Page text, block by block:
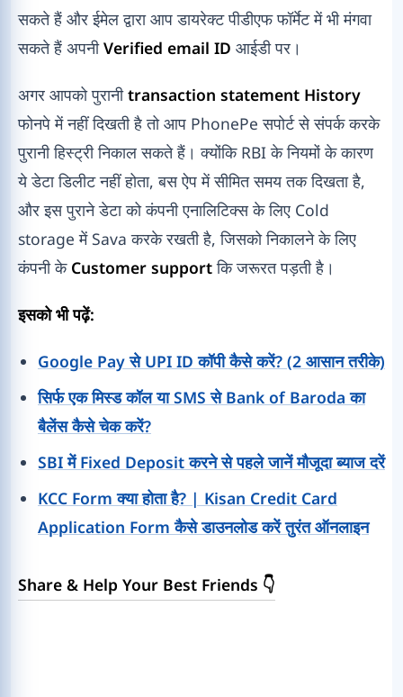
सकते हैं और ईमेल द्वारा आप डायरेक्ट पीडीएफ फॉर्मेट में भी मंगवा
सकते हैं अपनीVerified email ID आईडी पर।
अगर आपको पुरानीtransaction statement History
फोनपे में नहीं दिखती है तो आप PhonePe सपोर्ट से संपर्क करके
पुरानी हिस्ट्री निकाल सकते हैं। क्योंकि RBI के नियमों के कारण
ये डेटा डिलीट नहीं होता, बस ऐप में सीमित समय तक दिखता है,
और इस पुराने डेटा को कंपनी एनालिटिक्स के लिए Cold
storage में Sava करके रखती है, जिसको निकालने के लिए
कंपनी के Customer supportकि जरूरत पड़ती है।
इसको भी पढ़ें:
Google Pay से UPI ID कॉपी कैसे करें? (2 आसान तरीके)
सिर्फ एक मिस्ड कॉल या SMS से Bank of Baroda का
बैलेंस कैसे चेक करें?
SBI में Fixed Deposit करने से पहले जानें मौजूदा ब्याज दरें
KCC Form क्या होता है? | Kisan Credit Card
Application Form कैसे डाउनलोड करें तुरंत ऑनलाइन
Share & Help Your Best Friends 👇